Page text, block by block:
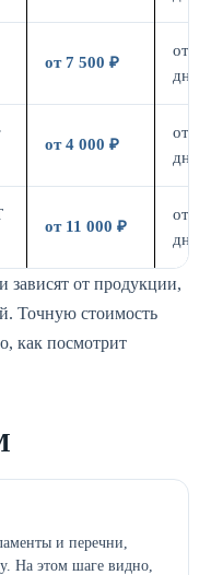
от 7 500 ₽
от 7
дн.
от 4 000 ₽
от 3
дн.
от 11 000 ₽
от 7
дн.
зависят от продукции,
Точную стоимость
как посмотрит
и перечни,
На этом шаге видно,